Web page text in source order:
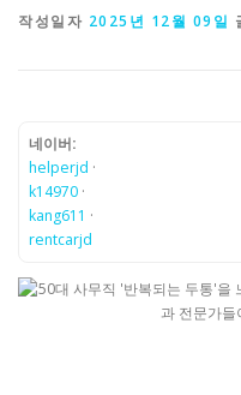
작성일자 2025년 12월 09일
네이버:
helperjd ·
k14970 ·
kang611 ·
rentcarjd